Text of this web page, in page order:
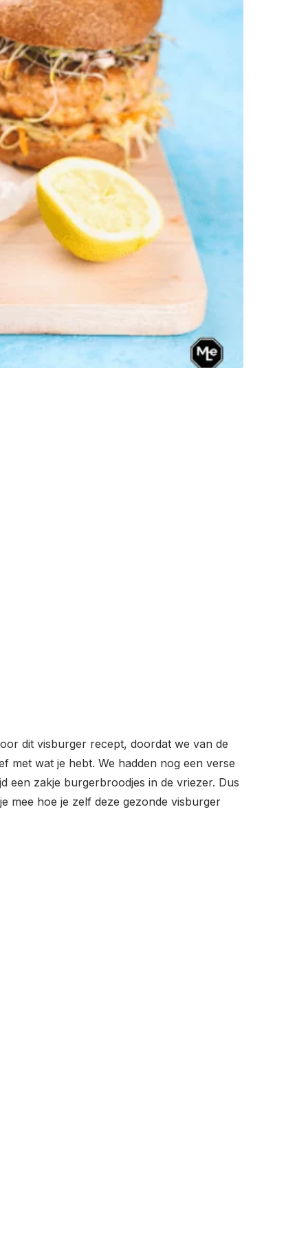
dit visburger recept, doordat we van de
met wat je hebt. We hadden nog een verse
een zakje burgerbroodjes in de vriezer. Dus
mee hoe je zelf deze gezonde visburger